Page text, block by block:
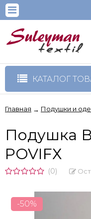
КАТАЛОГ
Главная → Подушки и
Подушка
POVIFХ
(0)
-50%